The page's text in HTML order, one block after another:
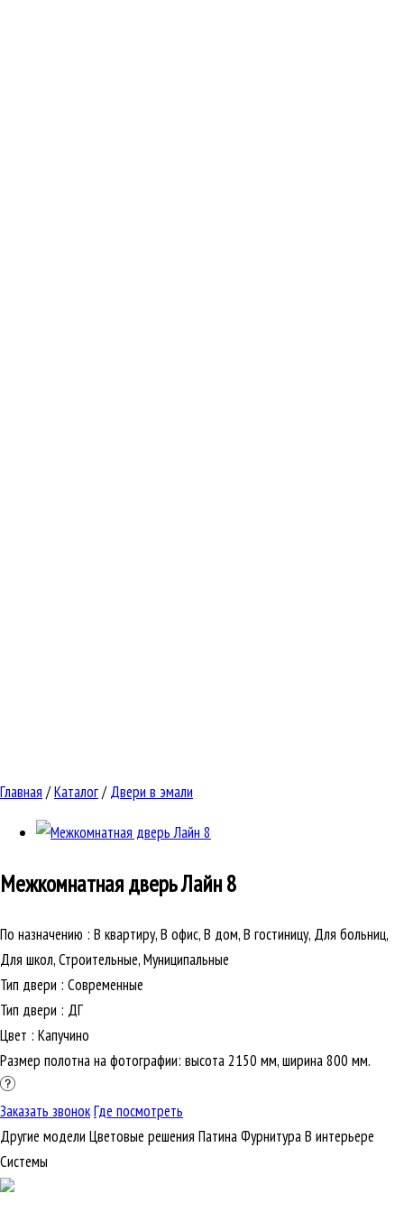
Главная /Каталог/Двери в эмали
Межкомнатная дверьЛайн 8
По назначению : В квартиру, В офис, В дом, В гостиницу, Для больниц,
Для школ, Строительные, Муниципальные
Тип двери : Современные
Тип двери : ДГ
Цвет : Капучино
Размер полотна на фотографии: высота 2150 мм, ширина 800 мм.
Заказать звонокГде посмотреть
Другие модели Цветовые решения ПатинаФурнитураВ интерьере
Cистемы